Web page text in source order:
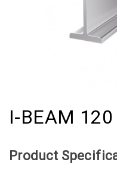
I-BEAM
Product